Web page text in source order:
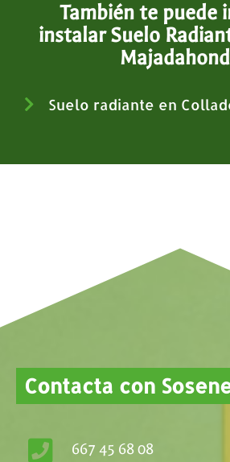
También te puede
instalar Suelo
Suelo radiante en
Contacta con
667 45 68 08